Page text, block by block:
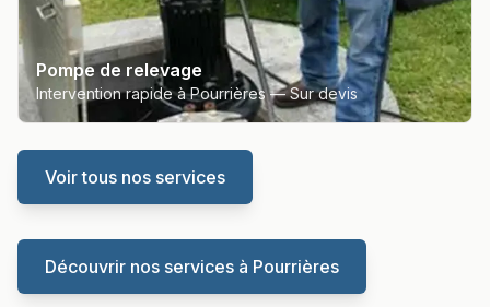
Pompe de relevage
Intervention rapide à Pourrières —Sur devis
Voir tous nos services
Découvrir nos services à Pourrières